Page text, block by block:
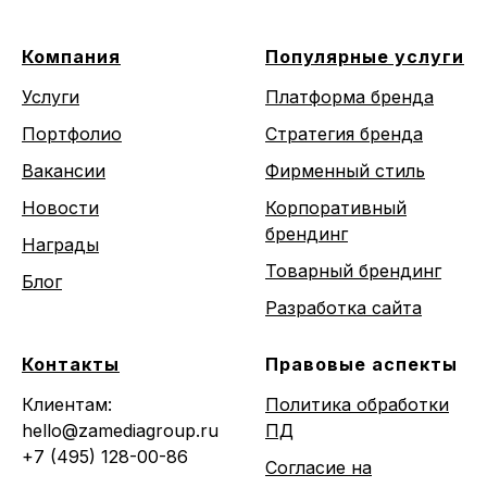
Компания
Услуги
Портфолио
Вакансии
Новости
Награды
Блог
Популярные услуги
Платформа бренда
Стратегия бренда
Фирменный стиль
Корпоративный
брендинг
Товарный брендинг
Разработка сайта
Контакты
Клиентам:
hello@zamediagroup.ru
+7 (495) 128-00-86
Правовые аспекты
Политика обработки
ПД
Согласие на